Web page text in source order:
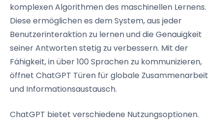
komplexen Algorithmen des maschinellen Lernens.
Diese ermöglichen es dem System, aus jeder
Benutzerinteraktion zu lernen und die Genauigkeit
seiner Antworten stetig zu verbessern. Mit der
Fähigkeit, in über 100 Sprachen zu kommunizieren,
öffnet ChatGPT Türen für globale Zusammenarbeit
und Informationsaustausch.
ChatGPT bietet verschiedene Nutzungsoptionen.